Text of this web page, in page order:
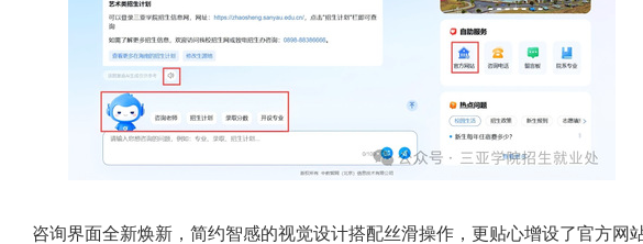
咨询界面全新焕新，简约智感的视觉设计搭配丝滑操作，更贴心增设了官方网